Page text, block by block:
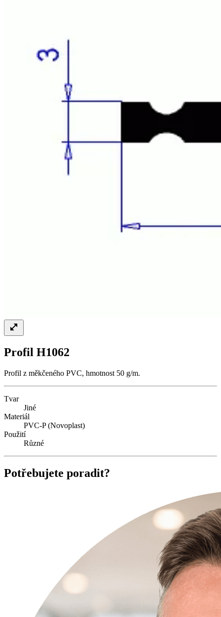
Profil H1062
Profil z měkčeného PVC, hmotnost 50 g/m.
Tvar
Jiné
Materiál
PVC-P (Novoplast)
Použití
Různé
Potřebujete poradit?